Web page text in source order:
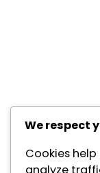
We respect
Cookies
analyze